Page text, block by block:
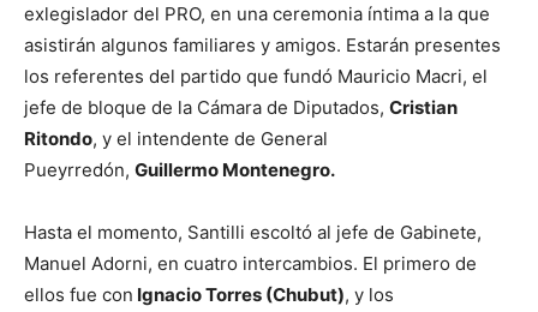
exlegislador del PRO, en una ceremonia íntima a la que
asistirán algunos familiares y amigos. Estarán presentes
los referentes del partido que fundó Mauricio Macri, el
jefe de bloque de la Cámara de Diputados, Cristian
Ritondo, y el intendente de General
Pueyrredón, Guillermo Montenegro.
Hasta el momento, Santilli escoltó al jefe de Gabinete,
Manuel Adorni, en cuatro intercambios. El primero de
ellos fue con Ignacio Torres (Chubut), y los